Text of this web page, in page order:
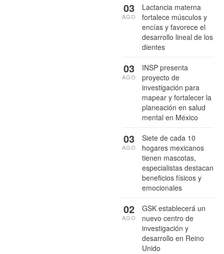
Lactancia materna
fortalece músculos y
encías y favorece el
desarrollo lineal de los
dientes
03
AGO
INSP presenta
proyecto de
investigación para
mapear y fortalecer la
planeación en salud
mental en México
03
AGO
Siete de cada 10
hogares mexicanos
tienen mascotas,
especialistas destacan
beneficios físicos y
emocionales
03
AGO
GSK establecerá un
nuevo centro de
investigación y
desarrollo en Reino
Unido
02
AGO